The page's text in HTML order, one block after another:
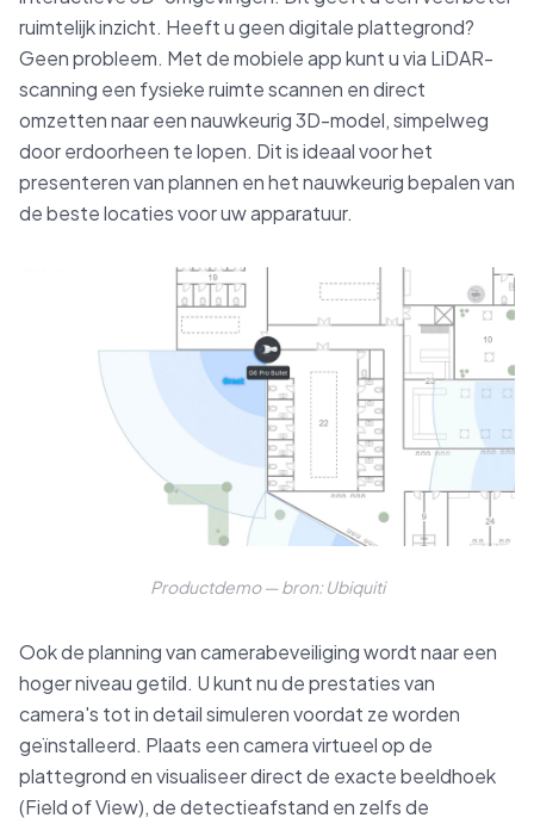
ruimtelijk inzicht. Heeft u geen digitale plattegrond?
Geen probleem. Met de mobiele app kunt u via LiDAR-
scanning een fysieke ruimte scannen en direct
omzetten naar een nauwkeurig 3D-model, simpelweg
door erdoorheen te lopen. Dit is ideaal voor het
presenteren van plannen en het nauwkeurig bepalen van
de beste locaties voor uw apparatuur.
Productdemo — bron: Ubiquiti
Ook de planning van camerabeveiliging wordt naar een
hoger niveau getild. U kunt nu de prestaties van
camera's tot in detail simuleren voordat ze worden
geïnstalleerd. Plaats een camera virtueel op de
plattegrond en visualiseer direct de exacte beeldhoek
(Field of View), de detectieafstand en zelfs de